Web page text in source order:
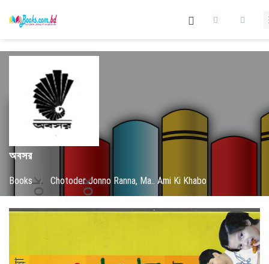
অবসর
Books / Chotoder Jonno Ranna, Ma.. Ami Ki Khabo